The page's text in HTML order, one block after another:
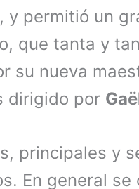
y permitió un
que tanta y
su nueva
dirigido por
principales y
En general